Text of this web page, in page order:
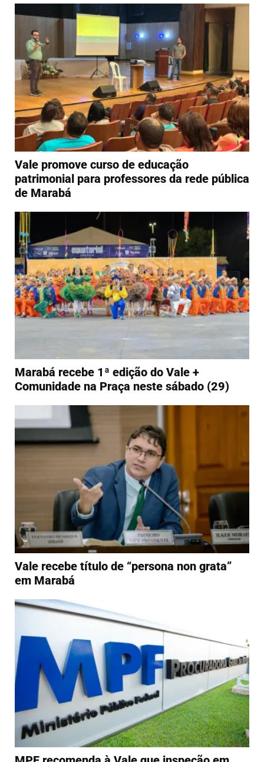
Vale promove curso de educação
patrimonial para professores da rede pública
de Marabá
Marabá recebe 1ª edição do Vale +
Comunidade na Praça neste sábado (29)
Vale recebe título de “persona non grata”
em Marabá